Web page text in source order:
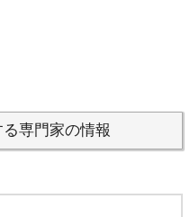
専門家の情報